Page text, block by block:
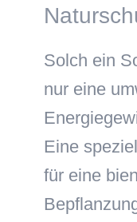
Solch ein
nur eine
Eine
für eine